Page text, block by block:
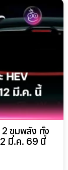
2 ขุมพลัง ทั้ง
มี.ค. 69 นี้